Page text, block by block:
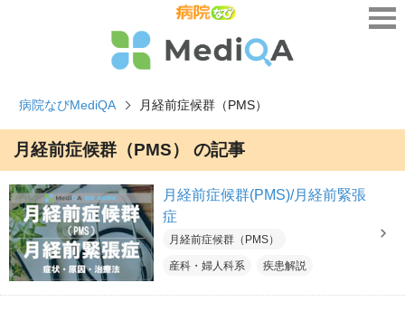
病院なびMediQA 月経前症候群（PMS）
月経前症候群（PMS） の記事
月経前症候群(PMS)/月経前緊張
症
月経前症候群（PMS）
産科・婦人科系 疾患解説